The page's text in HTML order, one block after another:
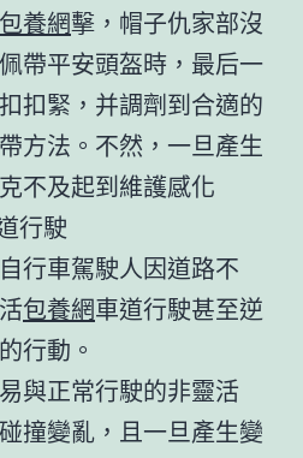
包養網擊，帽子仇家部沒
帶平安頭盔時，最后一
扣緊，并調劑到合適的
方法。不然，一旦產生
不及起到維護感化
行駛
行車駕駛人因道路不
包養網車道行駛甚至逆
行動。
與正常行駛的非靈活
撞變亂，且一旦產生變